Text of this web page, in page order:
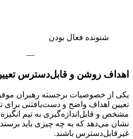
شنونده فعال بودن
—
اهداف روشن و قابل‌دسترس
یکی از خصوصیات برجسته رهبران موفق،
تعیین اهداف واضح و دست‌یافتنی
مشخص و قابل‌اندازه‌گیری به تیم
نشان می‌دهد که به چه چیزی باید برسند.
غیرقابل‌دسترس باشند.